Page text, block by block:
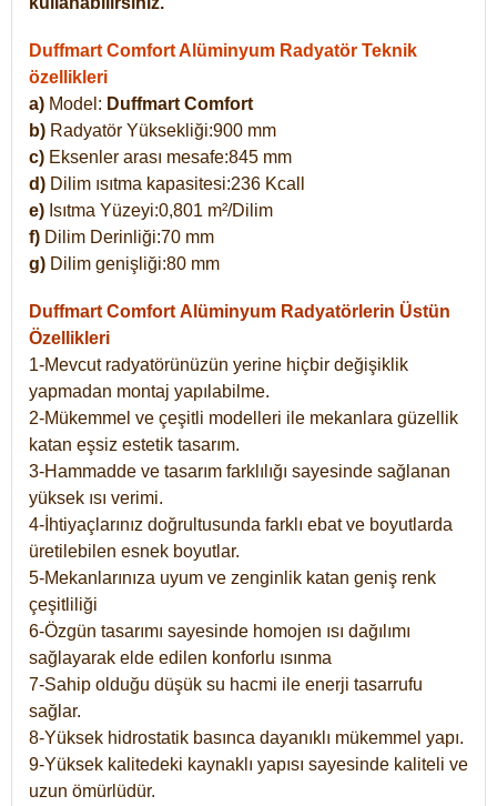
Duffmart Comfort Alüminyum Radyatör Teknik
özellikleri
a) Model: Duffmart Comfort
b) Radyatör Yüksekliği:900 mm
c) Eksenler arası mesafe:845 mm
d) Dilim ısıtma kapasitesi:236 Kcall
e) Isıtma Yüzeyi:0,801 m²/Dilim
f) Dilim Derinliği:70 mm
g) Dilim genişliği:80 mm
Duffmart Comfort Alüminyum Radyatörlerin Üstün
Özellikleri
1-Mevcut radyatörünüzün yerine hiçbir değişiklik
yapmadan montaj yapılabilme.
2-Mükemmel ve çeşitli modelleri ile mekanlara güzellik
katan eşsiz estetik tasarım.
3-Hammadde ve tasarım farklılığı sayesinde sağlanan
yüksek ısı verimi.
4-İhtiyaçlarınız doğrultusunda farklı ebat ve boyutlarda
üretilebilen esnek boyutlar.
5-Mekanlarınıza uyum ve zenginlik katan geniş renk
çeşitliliği
6-Özgün tasarımı sayesinde homojen ısı dağılımı
sağlayarak elde edilen konforlu ısınma
7-Sahip olduğu düşük su hacmi ile enerji tasarrufu
sağlar.
8-Yüksek hidrostatik basınca dayanıklı mükemmel yapı.
9-Yüksek kalitedeki kaynaklı yapısı sayesinde kaliteli ve
uzun ömürlüdür.